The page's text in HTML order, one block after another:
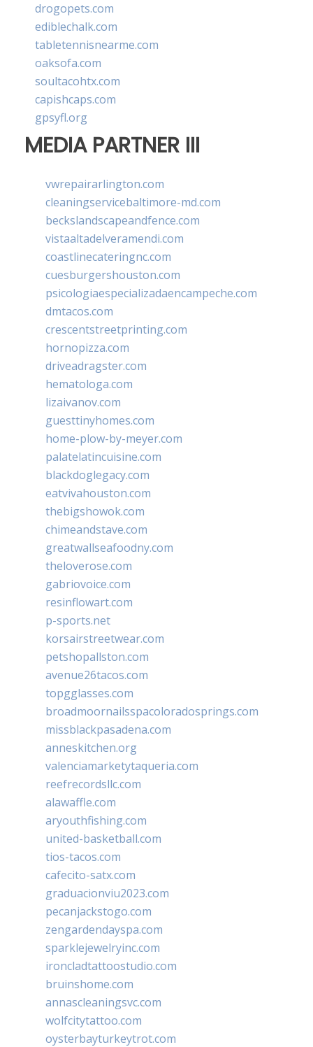
drogopets.com
ediblechalk.com
tabletennisnearme.com
oaksofa.com
soultacohtx.com
capishcaps.com
gpsyfl.org
MEDIA PARTNER III
vwrepairarlington.com
cleaningservicebaltimore-md.com
beckslandscapeandfence.com
vistaaltadelveramendi.com
coastlinecateringnc.com
cuesburgershouston.com
psicologiaespecializadaencampeche.com
dmtacos.com
crescentstreetprinting.com
hornopizza.com
driveadragster.com
hematologa.com
lizaivanov.com
guesttinyhomes.com
home-plow-by-meyer.com
palatelatincuisine.com
blackdoglegacy.com
eatvivahouston.com
thebigshowok.com
chimeandstave.com
greatwallseafoodny.com
theloverose.com
gabriovoice.com
resinflowart.com
p-sports.net
korsairstreetwear.com
petshopallston.com
avenue26tacos.com
topgglasses.com
broadmoornailsspacoloradosprings.com
missblackpasadena.com
anneskitchen.org
valenciamarketytaqueria.com
reefrecordsllc.com
alawaffle.com
aryouthfishing.com
united-basketball.com
tios-tacos.com
cafecito-satx.com
graduacionviu2023.com
pecanjackstogo.com
zengardendayspa.com
sparklejewelryinc.com
ironcladtattoostudio.com
bruinshome.com
annascleaningsvc.com
wolfcitytattoo.com
oysterbayturkeytrot.com